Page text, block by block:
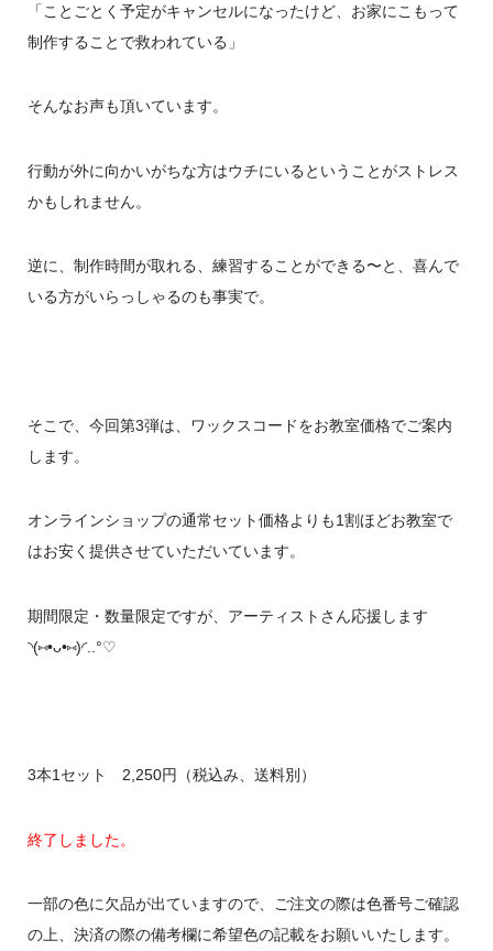
「ことごとく予定がキャンセルになったけど、お家にこもって
制作することで救われている」
そんなお声も頂いています。
行動が外に向かいがちな方はウチにいるということがストレス
かもしれません。
逆に、制作時間が取れる、練習することができる〜と、喜んで
いる方がいらっしゃるのも事実で。
そこで、今回第3弾は、ワックスコードをお教室価格でご案内
します。
オンラインショップの通常セット価格よりも1割ほどお教室で
はお安く提供させていただいています。
期間限定・数量限定ですが、アーティストさん応援します
◝(⑅•ᴗ•⑅)◜..°♡
3本1セット 2,250円（税込み、送料別）
終了しました。
一部の色に欠品が出ていますので、ご注文の際は色番号ご確認
の上、決済の際の備考欄に希望色の記載をお願いいたします。